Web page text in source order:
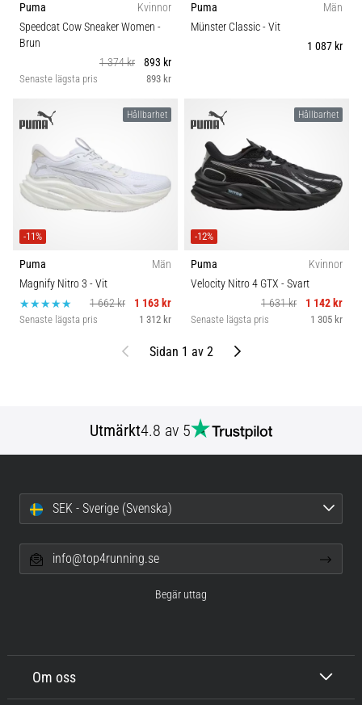
Puma
Kvinnor
Speedcat Cow Sneaker Women -
Brun
1 374 kr
893 kr
Senaste lägsta pris 893 kr
Puma
Män
Münster Classic- Vit
1 087 kr
Hållbarhet
-11%
Puma
Män
Magnify Nitro 3 - Vit
1 662 kr
1 163 kr
Senaste lägsta pris 1 312 kr
Hållbarhet
-12%
Puma
Kvinnor
Velocity Nitro 4 GTX - Svart
1 631 kr
1 142 kr
Senaste lägsta pris 1 305 kr
Föregående
Sidan 1 av 2 Nästa
Utmärkt4.8 av 5
Om oss
SEK - Sverige (Svenska)
info@top4running.se
Begär uttag